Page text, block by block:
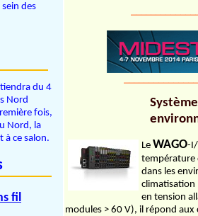
des
du 4
Nord
fois,
Nord, la
à ce salon.
fil
Le WAGO-I/
température
dans les
climatisation
en tension
modules > 60 V), il répond aux